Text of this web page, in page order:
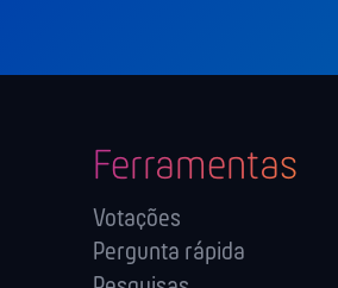
Ferramentas
Votações
Pergunta rápida